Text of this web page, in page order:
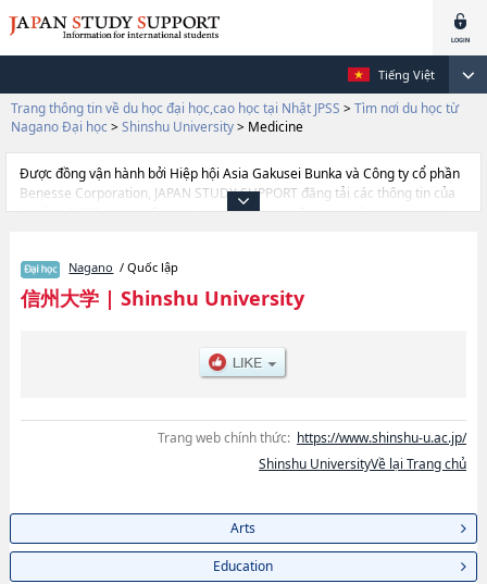
Tiếng Việt
Trang thông tin về du học đại học,cao học tại Nhật JPSS > Tìm nơi du học từ
Nagano Đại học > Shinshu University> Medicine
Được đồng vận hành bởi Hiệp hội Asia Gakusei Bunka và Công ty cổ phần
Benesse Corporation, JAPAN STUDY SUPPORT đăng tải các thông tin của
khoảng 1.300 trường đại học, cao học, trường đại học ngắn hạn, trường
cần thiết dành cho du học sinh, như là về các Ngành ArtshoặcNgành
EducationhoặcNgành Economics and LawhoặcNgành SciencehoặcNgành
MedicinehoặcNgành EngineeringhoặcNgành AgriculturehoặcNgành
quan đến thi tuyển như số lượng tuyển sinh, số lượng trúng tuyển, cở sở
trang thiết bị, hướng dẫn địa điểm v.v...
Nagano / Quốc lập
信州大学| Shinshu University
Trang web chính thức: https://www.shinshu-u.ac.jp/
Shinshu UniversityVề lại Trang chủ
Arts
Education